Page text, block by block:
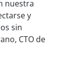
nuestra
y
sin
CTO de